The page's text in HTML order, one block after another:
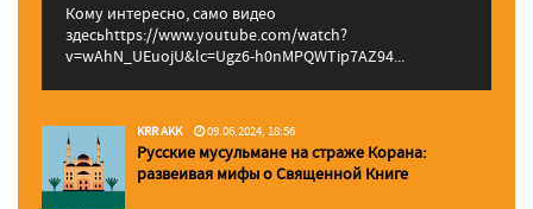
Кому интересно, само видео
здесьhttps://www.youtube.com/watch?
v=wAhN_UEuojU&lc=Ugz6-h0nMPQWTip7AZ94...
KRR AKK 09.06.2024, 18:56
Русские мусульмане на страже Корана:
pазвеивая мифы о Священной Книге